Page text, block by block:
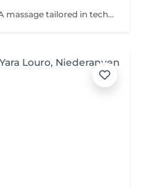
Personalized Full-Body Massage: A massage tailored in technique and intensity to your individual needs. It helps prevent and treat acute or chronic tension, supports musculoskeletal health, and promotes overall wellbeing. Perfect for anyone prone to muscle tightness and stiffness.